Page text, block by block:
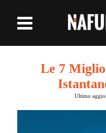
Le 7
Ultimo